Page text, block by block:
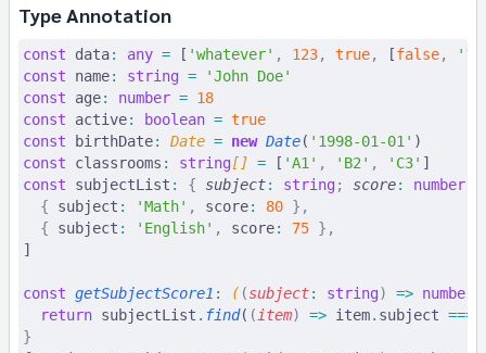
Type Annotation
const data: any = [ 'whatever' , 123, true, [false,
const name: string = 'John Doe'
const age: number = 18
const active: boolean = true
const birthDate: Date = new Date( '1998-01-01' )
const classrooms : string[] = [ 'A1' , 'B2' , 'C3' ]
const subjectList : { subject: string; score: number
  {
subject : 'Math' , score: 80 },
  {
subject : 'English' , score: 75 },
]
const getSubjectScore1 : ( (subject: string) => number
  return
subjectList . find( ( item) => item. subject ===
}